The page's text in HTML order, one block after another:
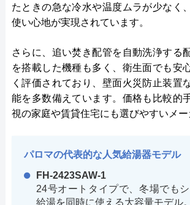
たときの急な冷水や温度ムラが少なく
使い心地が実現されています。
さらに、追い焚き配管を自動洗浄する
を搭載した機種も多く、衛生面でも安
く評価されており、壁面火災防止装置
能を多数備えています。価格も比較的
視の家庭や賃貸住宅にも選びやすいメー
パロマの代表的な人気給湯器モデル
FH-2423SAW-1
24号オートタイプで、冬場でも
給湯を同時に使える大容量モデル。